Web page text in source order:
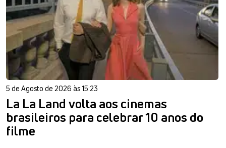
5 de Agosto de 2026 às 15:23
La La Land volta aos cinemas
brasileiros para celebrar 10 anos do
filme